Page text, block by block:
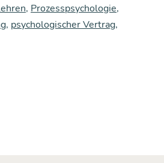
Leu­
ten
, Prozesspsychologie,
, psychologischer Vertrag,